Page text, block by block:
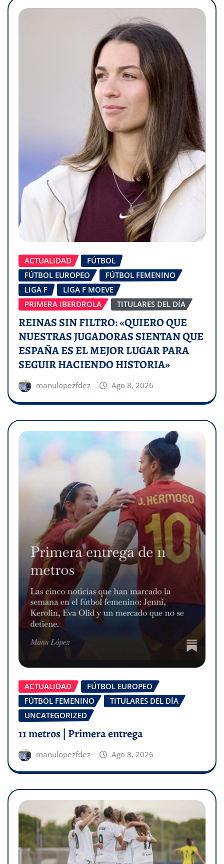
ACTUALIDAD
FÚTBOL
FÚTBOL EUROPEO
FÚTBOL FEMENINO
LIGA F
LIGA F MOEVE
PRIMERA IBERDROLA
TITULARES DEL DÍA
REINAS SIN FILTRO: «QUIERO QUE
NUESTRAS JUGADORAS SIENTAN QUE
ESPAÑA ES EL MEJOR LUGAR PARA
SEGUIR HACIENDO HISTORIA»
manulopezfdez Ago 8, 2026
ACTUALIDAD
FÚTBOL EUROPEO
FÚTBOL FEMENINO
TITULARES DEL DÍA
UNCATEGORIZED
11 metros | Primera entrega
manulopezfdez Ago 8, 2026